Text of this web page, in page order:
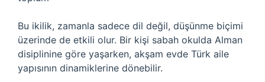
Bu ikilik, zamanla sadece dil değil, düşünme biçimi
üzerinde de etkili olur. Bir kişi sabah okulda Alman
disiplinine göre yaşarken, akşam evde Türk aile
yapısının dinamiklerine dönebilir.